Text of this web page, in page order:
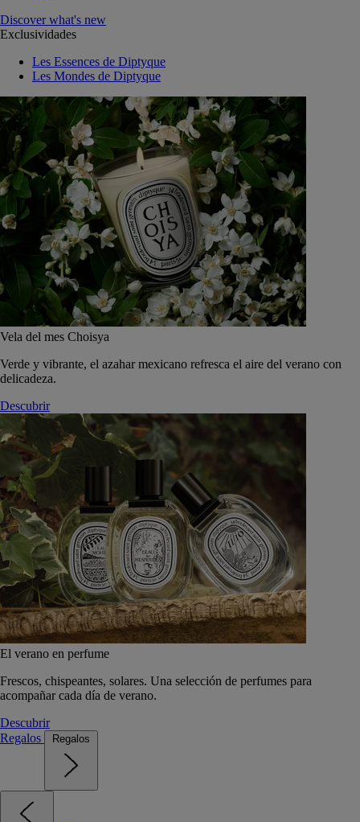
Discover what's new
Exclusividades
Les Essences de Diptyque
Les Mondes de Diptyque
Vela del mes Choisya
Verde y vibrante, el azahar mexicano refresca el aire del verano con
delicadeza.
Descubrir
El verano en perfume
Frescos, chispeantes, solares. Una selección de perfumes para
acompañar cada día de verano.
Descubrir
Regalos
Regalos